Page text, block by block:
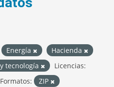
Energía
Hacienda
tecnología
Licencias:
Formatos:
ZIP